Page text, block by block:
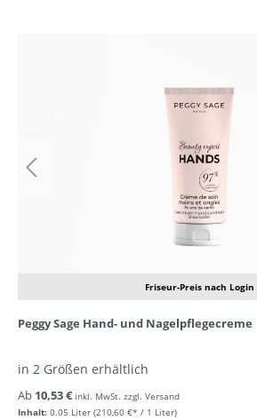
Friseur-Preis nach Login
Peggy Sage Hand- und Nagelpflegecreme
in 2 Größen erhältlich
Inhalt: 0.05 Liter (210,60 €* / 1 Liter)
Ab 10,53 € inkl. MwSt. zzgl. Versand